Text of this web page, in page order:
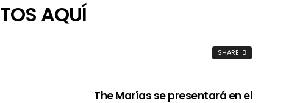
AQUÍ
SHARE
The Marías se presentará en el